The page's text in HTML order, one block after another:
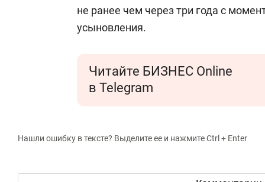
не ранее чем через три года с
усыновления.
Читайте БИЗНЕС Online
в Telegram
Нашли ошибку в тексте? Выделите ее и нажмите Ctrl + Enter